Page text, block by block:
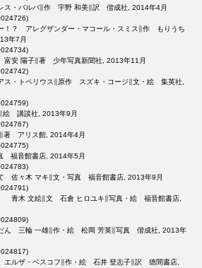
ス・バルバ∥作 宇野 和美∥訳 偕成社, 2014年4月
！？ アレグザンダー・マコール・スミス∥作 もりうち
年7月
富安 陽子∥著 少年写真新聞社, 2013年11月
ス・トペリウス∥原作 スズキ・コージ∥文・絵 集英社,
講談社, 2013年9月
著 アリス館, 2014年4月
福音館書店, 2014年5月
佐々木 マキ∥文・写真 福音館書店, 2013年9月
青木 文絵∥文 石倉 ヒロユキ∥写真・絵 福音館書店,
ん 三輪 一雄∥作・絵 松岡 芳英∥写真 偕成社, 2013年
エルザ・ベスコフ∥作・絵 石井 登志子∥訳 徳間書店,